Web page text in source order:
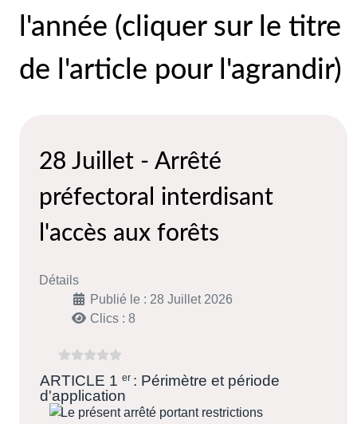
l'année (cliquer sur le titre
de l'article pour l'agrandir)
28 Juillet - Arrêté
préfectoral interdisant
l'accès aux forêts
Détails
Publié le : 28 Juillet 2026
Clics : 8
ARTICLE 1 er : Périmètre et période
d'application
Le présent arrêté portant restrictions